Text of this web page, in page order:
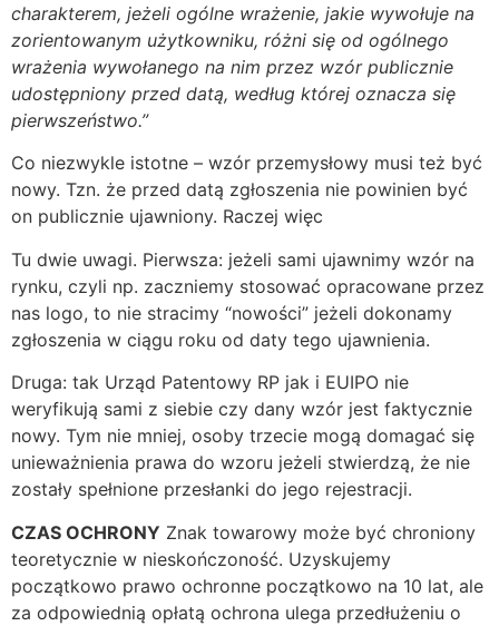
charakterem, jeżeli ogólne wrażenie, jakie wywołuje na
zorientowanym użytkowniku, różni się od ogólnego
wrażenia wywołanego na nim przez wzór publicznie
udostępniony przed datą, według której oznacza się
pierwszeństwo.”
Co niezwykle istotne – wzór przemysłowy musi też być
nowy. Tzn. że przed datą zgłoszenia nie powinien być
on publicznie ujawniony. Raczej więc
Tu dwie uwagi. Pierwsza: jeżeli sami ujawnimy wzór na
rynku, czyli np. zaczniemy stosować opracowane przez
nas logo, to nie stracimy “nowości” jeżeli dokonamy
zgłoszenia w ciągu roku od daty tego ujawnienia.
Druga: tak Urząd Patentowy RP jak i EUIPO nie
weryfikują sami z siebie czy dany wzór jest faktycznie
nowy. Tym nie mniej, osoby trzecie mogą domagać się
unieważnienia prawa do wzoru jeżeli stwierdzą, że nie
zostały spełnione przesłanki do jego rejestracji.
CZAS OCHRONY Znak towarowy może być chroniony
teoretycznie w nieskończoność. Uzyskujemy
początkowo prawo ochronne początkowo na 10 lat, ale
za odpowiednią opłatą ochrona ulega przedłużeniu o